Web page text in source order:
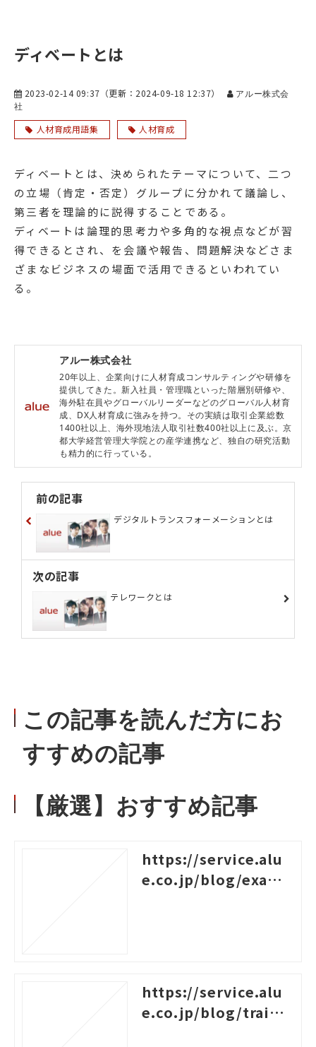
ディベートとは
2023-02-14 09:37 （更新： 2024-09-18 12:37）
アルー株式会
社
人材育成用語集
人材育成
ディベートとは、決められたテーマについて、二つ
の立場（肯定・否定）グループに分かれて議論し、
第三者を理論的に説得することである。
ディベートは論理的思考力や多角的な視点などが習
得できるとされ、を会議や報告、問題解決などさま
ざまなビジネスの場面で活用できるといわれてい
る。
アルー株式会社
20年以上、企業向けに人材育成コンサルティングや研修を
提供してきた。新入社員・管理職といった階層別研修や、
海外駐在員やグローバルリーダーなどのグローバル人材育
成、DX人材育成に強みを持つ。その実績は取引企業総数
1400社以上、海外現地法人取引社数400社以上に及ぶ。京
都大学経営管理大学院との産学連携など、独自の研究活動
も精力的に行っている。
前の記事
デジタルトランスフォーメーションとは
次の記事
テレワークとは
この記事を読んだ方にお
すすめの記事
【厳選】おすすめ記事
https://service.alu
e.co.jp/blog/examp
https://service.alu
e.co.jp/blog/traini